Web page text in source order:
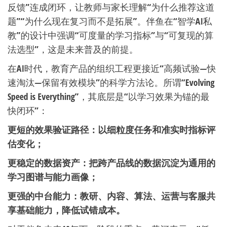
反馈”连成闭环，让教师与家长理解“为什么推荐这道
题”“为什么现在复习而不是拓展”。伴鱼在“智学AI私
教”的设计中强调“可度量的学习指标”与“可复现的算
法选型”，这是未来普及的前提。
在AI时代，教育产品的组织工程更接近“高频试验—快
速淘汰—保留有效模块”的科学方法论。所谓“Evolving
Speed is Everything”，其底层是“以学习效果为锚的最
快闭环”：
更短的效果验证路径：以细粒度任务和准实时指标评
估变化；
更稳定的数据资产：把跨产品线的数据沉淀为通用的
学习图谱与能力画像；
更强的中台能力：教研、内容、算法、运营与客服共
享基础能力，降低试错成本。